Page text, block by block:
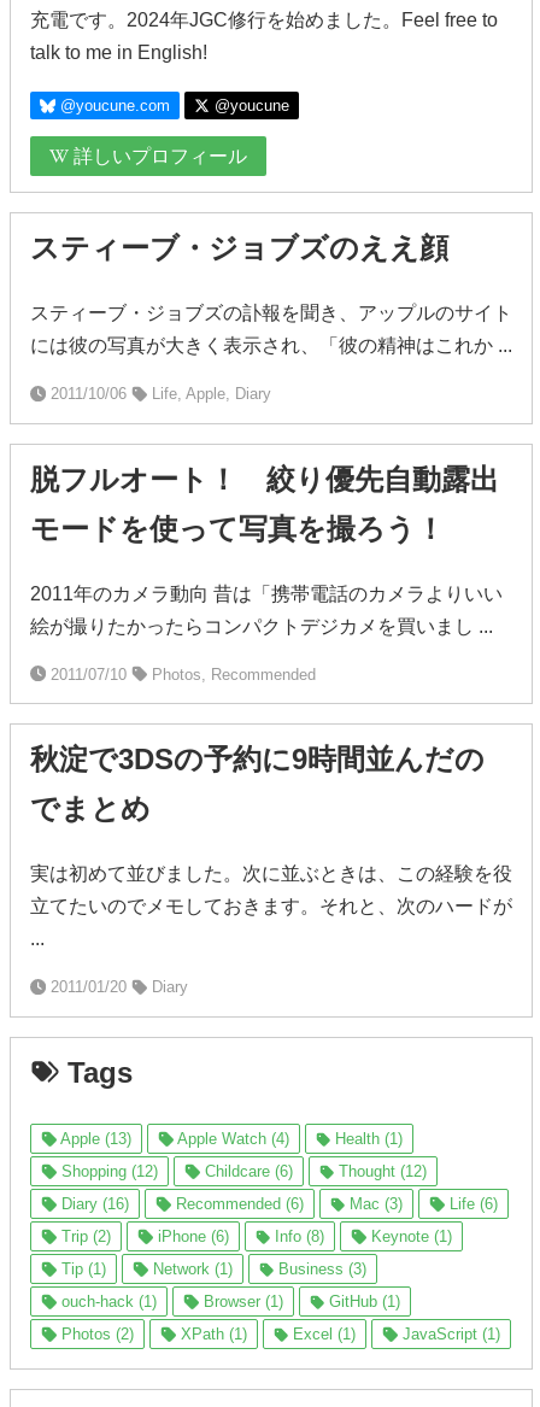
充電です。2024年JGC修行を始めました。Feel free to
talk to me in English!
@youcune.com @youcune
詳しいプロフィール
スティーブ・ジョブズのええ顔
スティーブ・ジョブズの訃報を聞き、アップルのサイト
には彼の写真が大きく表示され、「彼の精神はこれか ...
2011/10/06 Life, Apple, Diary
脱フルオート！ 絞り優先自動露出
モードを使って写真を撮ろう！
2011年のカメラ動向 昔は「携帯電話のカメラよりいい
絵が撮りたかったらコンパクトデジカメを買いまし ...
2011/07/10 Photos, Recommended
秋淀で3DSの予約に9時間並んだの
でまとめ
実は初めて並びました。次に並ぶときは、この経験を役
立てたいのでメモしておきます。それと、次のハードが
...
2011/01/20 Diary
Tags
Apple (13) Apple Watch (4)
Health (1)
Shopping (12)
Childcare (6)
Thought (12)
Diary (16)
Recommended (6) Mac (3)
Life (6)
Trip (2)
iPhone (6) Info (8)
Keynote (1)
Tip (1)
Network (1)
Business (3)
ouch-hack (1)
Browser (1)
GitHub (1)
Photos (2)
XPath (1) Excel (1) JavaScript (1)